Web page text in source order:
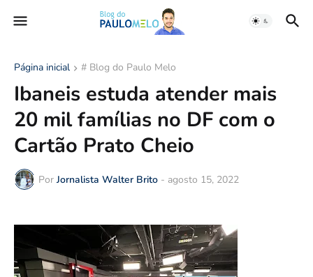
Página inicial # Blog do Paulo Melo
Ibaneis estuda atender mais
20 mil famílias no DF com o
Cartão Prato Cheio
Por Jornalista Walter Brito - agosto 15, 2022